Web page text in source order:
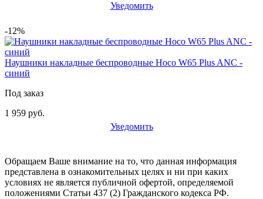
Уведомить
-12%
Наушники накладные беспроводные Hoco W65 Plus ANC -
синий
Под заказ
1 959 руб.
Уведомить
Обращаем Ваше внимание на то, что данная информация
представлена в ознакомительных целях и ни при каких
условиях не является публичной офертой, определяемой
положениями Статьи 437 (2) Гражданского кодекса РФ.